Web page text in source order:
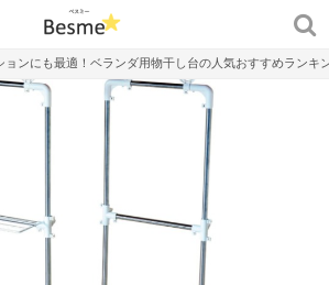
ョンにも最適！ベランダ用物干し台の人気おすすめランキ